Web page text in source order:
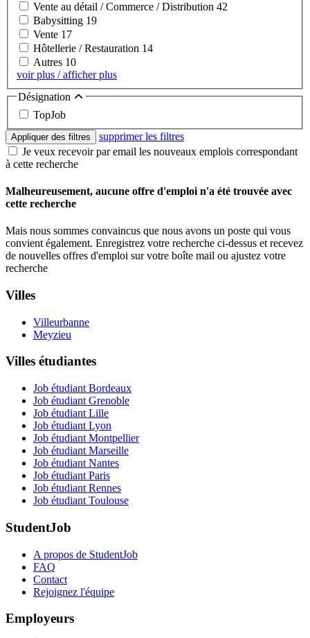
Vente au détail / Commerce / Distribution 42
Babysitting 19
Vente 17
Hôtellerie / Restauration 14
Autres 10
voir plus / afficher plus
Désignation
TopJob
Appliquer des filtres
supprimer les filtres
Je veux recevoir par email les nouveaux emplois correspondant
à cette recherche
Malheureusement, aucune offre d'emploi n'a été trouvée avec
cette recherche
Mais nous sommes convaincus que nous avons un poste qui vous
convient également. Enregistrez votre recherche ci-dessus et recevez
de nouvelles offres d'emploi sur votre boîte mail ou ajustez votre
recherche
Villes
Villeurbanne
Meyzieu
Villes étudiantes
Job étudiant Bordeaux
Job étudiant Grenoble
Job étudiant Lille
Job étudiant Lyon
Job étudiant Montpellier
Job étudiant Marseille
Job étudiant Nantes
Job étudiant Paris
Job étudiant Rennes
Job étudiant Toulouse
StudentJob
A propos de StudentJob
FAQ
Contact
Rejoignez l'équipe
Employeurs